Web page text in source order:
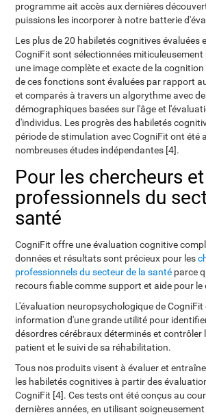
programme ait accès aux dernières
puissions les incorporer à notre batterie
Les plus de 20 habiletés cognitives évaluées
CogniFit sont sélectionnées
une image complète et exacte de la
de ces fonctions sont évaluées par rapport
et comparés à travers un algorythme avec
démographiques basées sur l'âge et
d'individus. Les progrès des habiletés
période de stimulation avec CogniFit ont été
nombreuses études indépendantes [4].
Pour les chercheurs
professionnels du
santé
CogniFit offre une évaluation cognitive
données et résultats sont précieux pour les
professionnels du secteur de la santé parce
recours fiable comme support et aide pour le
L'évaluation neuropsychologique de
information d'une grande utilité pour
désordres cérébraux déterminés et contrôler
patient et le suivi de sa réhabilitation.
Tous nos produits visent à évaluer et
les habiletés cognitives à partir des
CogniFit [4]. Ces tests ont été conçus au
dernières années, en utilisant